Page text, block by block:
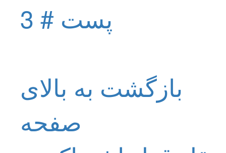
پست # 3
بازگشت به بالای
صفحه